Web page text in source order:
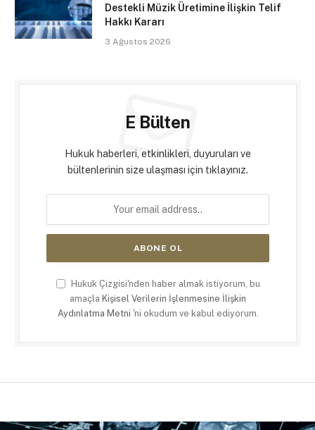
Destekli Müzik Üretimine İlişkin Telif
Hakkı Kararı
3 Ağustos 2026
E Bülten
Hukuk haberleri, etkinlikleri, duyuruları ve
bültenlerinin size ulaşması için tıklayınız.
Hukuk Çizgisi'nden haber almak istiyorum, bu
amaçla Kişisel Verilerin İşlenmesine İlişkin
Aydınlatma Metni 'ni okudum ve kabul ediyorum.